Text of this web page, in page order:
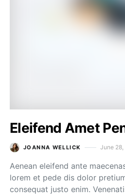
Eleifend Amet
JOANNA WELLICK June 28,
Aenean eleifend ante
lorem et pede dis dolor
consequat justo enim.